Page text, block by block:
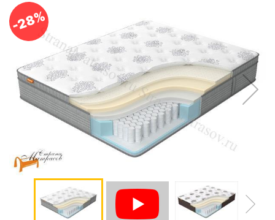
О компании
Контакты
Доставка по городу
-28%